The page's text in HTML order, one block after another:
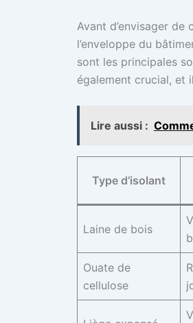
Avant d’envisager
l’enveloppe du
sont les principales
également crucial, et
Lire aussi :
Type d’isolant
Laine de bois
Ouate de
cellulose